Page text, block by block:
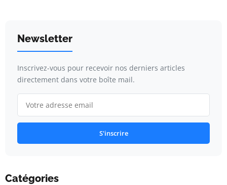
Newsletter
Inscrivez-vous pour recevoir nos derniers articles
directement dans votre boîte mail.
S'inscrire
Catégories